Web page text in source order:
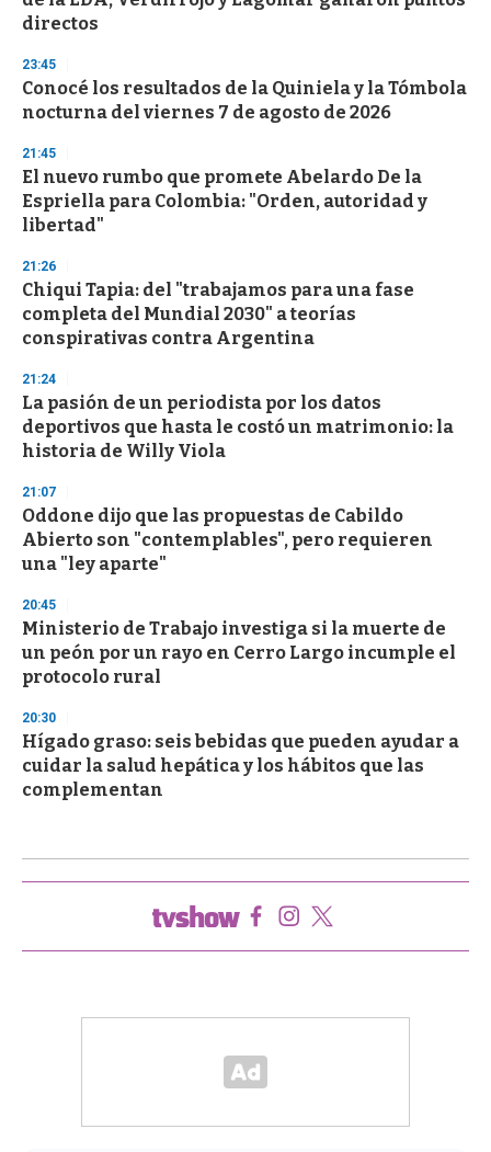
f
3
s
e
c
o
d
s
directos
23:45
Conocé los resultados de la Quiniela y la Tómbola
nocturna del viernes 7 de agosto de 2026
21:45
El nuevo rumbo que promete Abelardo De la
Espriella para Colombia: "Orden, autoridad y
libertad"
21:26
Chiqui Tapia: del "trabajamos para una fase
completa del Mundial 2030" a teorías
conspirativas contra Argentina
21:24
La pasión de un periodista por los datos
deportivos que hasta le costó un matrimonio: la
historia de Willy Viola
21:07
Oddone dijo que las propuestas de Cabildo
Abierto son "contemplables", pero requieren
una "ley aparte"
20:45
Ministerio de Trabajo investiga si la muerte de
un peón por un rayo en Cerro Largo incumple el
protocolo rural
20:30
Hígado graso: seis bebidas que pueden ayudar a
cuidar la salud hepática y los hábitos que las
complementan